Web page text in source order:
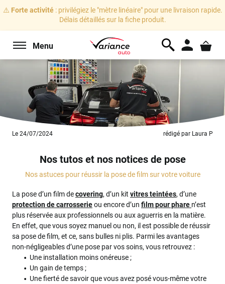
⚠️ Forte activité: privilégiez le "mètre linéaire" pour une livraison rapide.
Délais détaillés sur la fiche produit.
Menu
Le 24/07/2024 rédigé par Laura P
Nos tutos et nos notices de pose
Nos astuces pour réussir la pose de film sur votre voiture
La pose d’un film decovering, d’un kit vitres teintées, d’une
protection de carrosserieou encore d’un film pour phare n’est
plus réservée aux professionnels ou aux aguerris en la matière.
En effet, que vous soyez manuel ou non, il est possible de réussir
sa pose de film, et ce, sans bulles ni plis. Parmi les avantages
non-négligeables d’une pose par vos soins, vous retrouvez :
Une installation moins onéreuse ;
Un gain de temps ;
Une fierté de savoir que vous avez posé vous-même votre